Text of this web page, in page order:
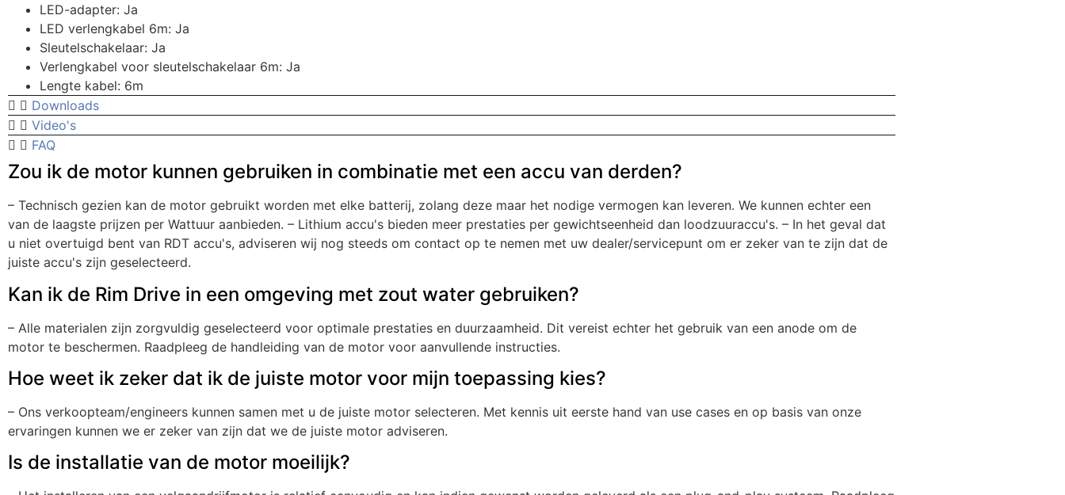
LED-adapter: Ja
LED verlengkabel 6m: Ja
Sleutelschakelaar: Ja
Verlengkabel voor sleutelschakelaar 6m: Ja
Lengte kabel: 6m
Downloads
Video's
FAQ
Zou ik de motor kunnen gebruiken in combinatie met een accu van derden?
– Technisch gezien kan de motor gebruikt worden met elke batterij, zolang deze maar het nodige vermogen kan leveren. We kunnen echter een
van de laagste prijzen per Wattuur aanbieden. – Lithium accu's bieden meer prestaties per gewichtseenheid dan loodzuuraccu's. – In het geval dat
u niet overtuigd bent van RDT accu's, adviseren wij nog steeds om contact op te nemen met uw dealer/servicepunt om er zeker van te zijn dat de
juiste accu's zijn geselecteerd.
Kan ik de Rim Drive in een omgeving met zout water gebruiken?
– Alle materialen zijn zorgvuldig geselecteerd voor optimale prestaties en duurzaamheid. Dit vereist echter het gebruik van een anode om de
motor te beschermen. Raadpleeg de handleiding van de motor voor aanvullende instructies.
Hoe weet ik zeker dat ik de juiste motor voor mijn toepassing kies?
– Ons verkoopteam/engineers kunnen samen met u de juiste motor selecteren. Met kennis uit eerste hand van use cases en op basis van onze
ervaringen kunnen we er zeker van zijn dat we de juiste motor adviseren.
Is de installatie van de motor moeilijk?